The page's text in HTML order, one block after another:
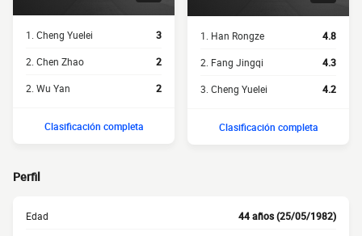
1. Cheng Yuelei 3
2. Chen Zhao 2
2. Wu Yan 2
Clasificación completa
1. Han Rongze 4.8
2. Fang Jingqi 4.3
3. Cheng Yuelei 4.2
Clasificación completa
Perfil
Edad 44 años (25/05/1982)